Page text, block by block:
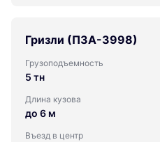
Гризли (ПЗА-3998)
Грузоподъемность
5 тн
Длина кузова
до 6 м
Въезд в центр